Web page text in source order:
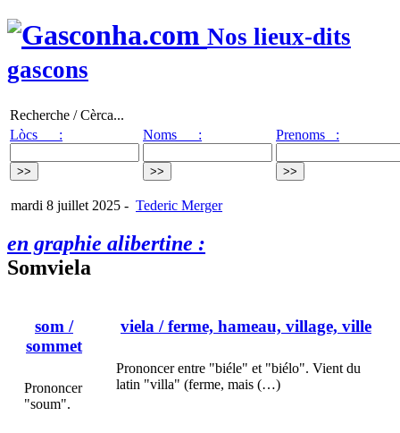
Nos lieux-dits
gascons
Recherche / Cèrca...
Lòcs :
Noms : Prenoms :
mardi 8 juillet 2025 - Tederic Merger
en graphie alibertine :
Somviela
som /
sommet
Prononcer
"soum".
viela / ferme, hameau, village, ville
Prononcer entre "biéle" et "biélo". Vient du
latin "villa" (ferme, mais (…)